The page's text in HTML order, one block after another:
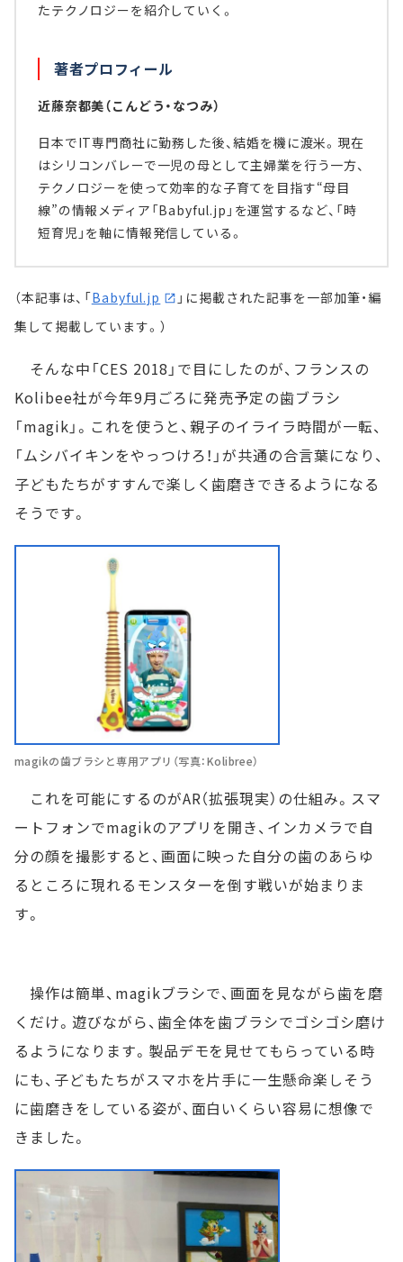
たテクノロジーを紹介していく。
著者プロフィール
近藤奈都美（こんどう・なつみ）
日本でIT専門商社に勤務した後、結婚を機に渡米。現在
はシリコンバレーで一児の母として主婦業を行う一方、
テクノロジーを使って効率的な子育てを目指す“母目
線”の情報メディア「Babyful.jp」を運営するなど、「時
短育児」を軸に情報発信している。
（本記事は、「Babyful.jp
」に掲載された記事を一部加筆・編
集して掲載しています。）
そんな中「CES 2018」で目にしたのが、フランスの
Kolibee社が今年9月ごろに発売予定の歯ブラシ
「magik」。これを使うと、親子のイライラ時間が一転、
「ムシバイキンをやっつけろ！」が共通の合言葉になり、
子どもたちがすすんで楽しく歯磨きできるようになる
そうです。
magikの歯ブラシと専用アプリ（写真：Kolibree）
これを可能にするのがAR（拡張現実）の仕組み。スマ
ートフォンでmagikのアプリを開き、インカメラで自
分の顔を撮影すると、画面に映った自分の歯のあらゆ
るところに現れるモンスターを倒す戦いが始まりま
す。
操作は簡単、magikブラシで、画面を見ながら歯を磨
くだけ。遊びながら、歯全体を歯ブラシでゴシゴシ磨け
るようになります。製品デモを見せてもらっている時
にも、子どもたちがスマホを片手に一生懸命楽しそう
に歯磨きをしている姿が、面白いくらい容易に想像で
きました。